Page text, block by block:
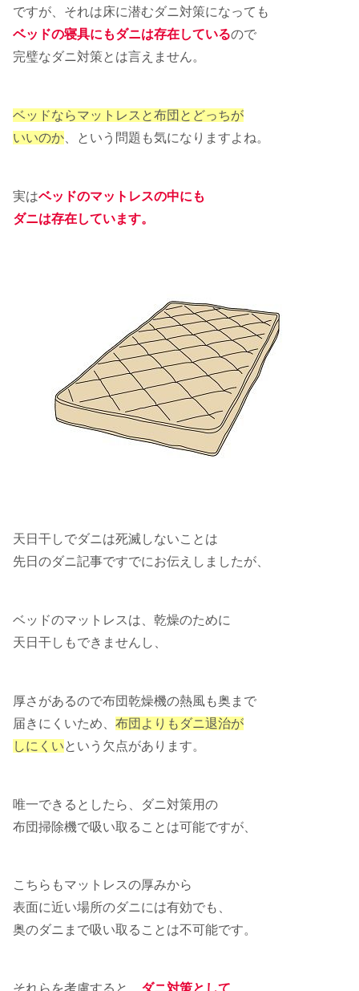
ですが、それは床に潜むダニ対策になっても
ベッドの寝具にもダニは存在しているので
完璧なダニ対策とは言えません。
ベッドならマットレスと布団とどっちが
いいのか 、という問題も気になりますよね。
実はベッドのマットレスの中にも
ダニは存在しています。
天日干しでダニは死滅しないことは
先日のダニ記事ですでにお伝えしましたが、
ベッドのマットレスは、乾燥のために
天日干しもできませんし、
厚さがあるので布団乾燥機の熱風も奥まで
届きにくいため、 布団よりもダニ退治が
しにくいという欠点があります。
唯一できるとしたら、ダニ対策用の
布団掃除機で吸い取ることは可能ですが、
こちらもマットレスの厚みから
表面に近い場所のダニには有効でも、
奥のダニまで吸い取ることは不可能です。